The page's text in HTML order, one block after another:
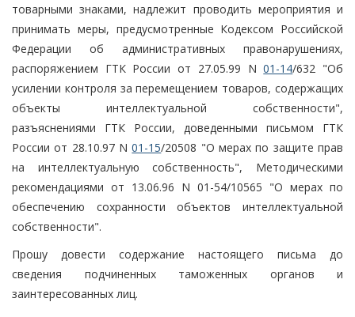
товарными знаками, надлежит проводить мероприятия и
принимать меры, предусмотренные Кодексом Российской
Федерации об административных правонарушениях,
распоряжением ГТК России от 27.05.99 N01-14/632 "Об
усилении контроля за перемещением товаров, содержащих
объекты интеллектуальной собственности",
разъяснениями ГТК России, доведенными письмом ГТК
России от 28.10.97 N01-15/20508 "О мерах по защите прав
на интеллектуальную собственность", Методическими
рекомендациями от 13.06.96 N 01-54/10565 "О мерах по
обеспечению сохранности объектов интеллектуальной
собственности".
Прошу довести содержание настоящего письма до
сведения подчиненных таможенных органов и
заинтересованных лиц.